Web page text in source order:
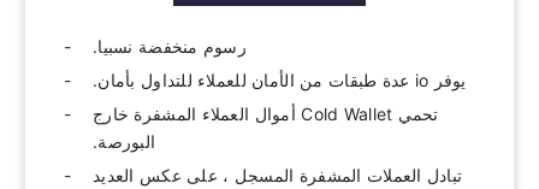
رسوم منخفضة نسبيا.
يوفر io عدة طبقات من الأمان للعملاء للتداول بأمان.
تحمي Cold Wallet أموال العملاء المشفرة خارج
البورصة.
تبادل العملات المشفرة المسجل ، على عكس العديد